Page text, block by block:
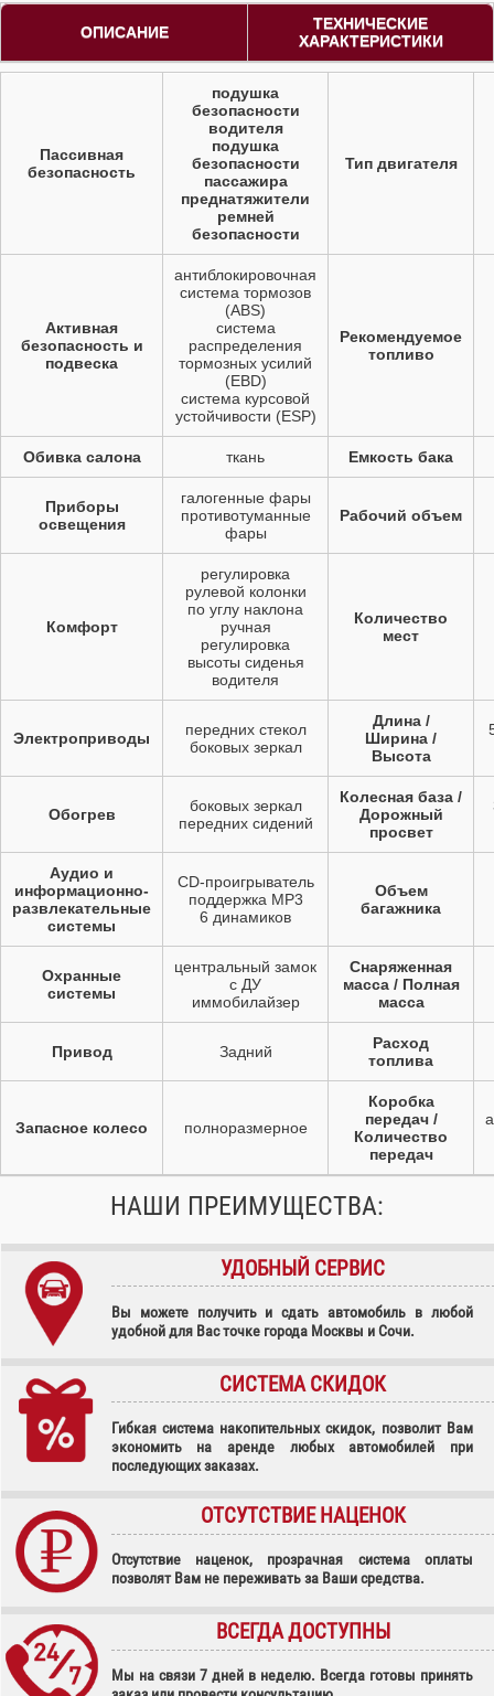
ОПИСАНИЕ
ТЕХНИЧЕСКИЕ
ХАРАКТЕРИСТИКИ
Пассивная
безопасность
подушка
безопасности
водителя
подушка
безопасности
пассажира
преднатяжители
ремней
безопасности
Тип двигателя
Активная
безопасность и
подвеска
антиблокировочная
система тормозов
(ABS)
система
распределения
тормозных усилий
(EBD)
система курсовой
устойчивости (ESP)
Рекомендуемое
топливо
Обивка салона ткань Емкость бака
Приборы
освещения
галогенные фары
противотуманные
фары
Рабочий объем
Комфорт
регулировка
рулевой колонки
по углу наклона
ручная
регулировка
высоты сиденья
водителя
Количество
мест
Электроприводы
передних стекол
боковых зеркал
Длина /
Ширина /
Высота
Обогрев
боковых зеркал
передних сидений
Колесная база /
Дорожный
просвет
Аудио и
информационно-
развлекательные
системы
CD-проигрыватель
поддержка MP3
6 динамиков
Объем
багажника
Охранные
системы
центральный замок
с ДУ
иммобилайзер
Снаряженная
масса / Полная
масса
Привод Задний
Расход
топлива
Запасное колесо полноразмерное
Коробка
передач /
Количество
передач
НАШИ ПРЕИМУЩЕСТВА:
УДОБНЫЙ СЕРВИС
Вы можете получить и сдать автомобиль в любой
удобной для Вас точке города Москвы и Сочи.
СИСТЕМА СКИДОК
Гибкая система накопительных скидок, позволит Вам
экономить на аренде любых автомобилей при
последующих заказах.
ОТСУТСТВИЕ НАЦЕНОК
Отсутствие наценок, прозрачная система оплаты
позволят Вам не переживать за Ваши средства.
ВСЕГДА ДОСТУПНЫ
Мы на связи 7 дней в неделю. Всегда готовы принять